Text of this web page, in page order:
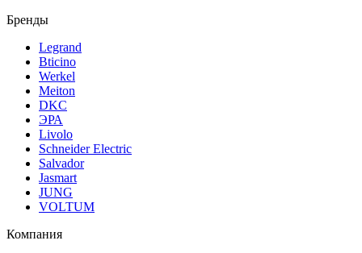
Бренды
Legrand
Bticino
Werkel
Meiton
DKC
ЭРА
Livolo
Schneider Electric
Salvador
Jasmart
JUNG
VOLTUM
Компания